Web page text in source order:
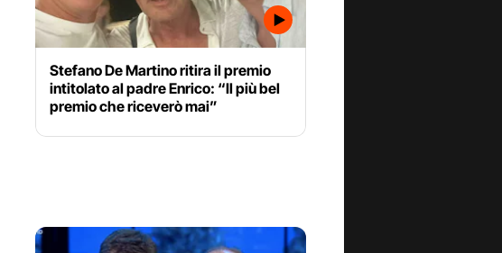
Stefano De Martino ritira il premio
intitolato al padre Enrico: “Il più bel
premio che riceverò mai”